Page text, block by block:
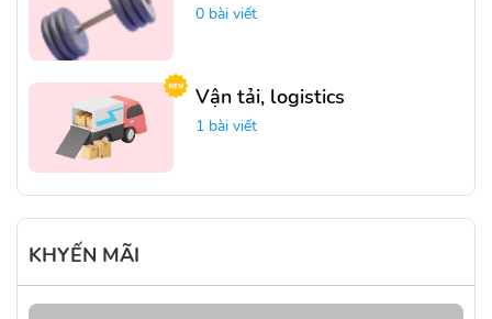
0 bài viết
Vận tải, logistics
1 bài viết
KHYẾN MÃI